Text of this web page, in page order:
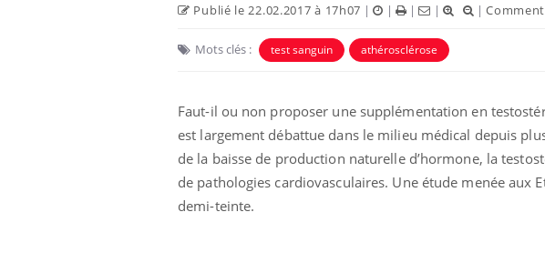
Publié le 22.02.2017 à 17h07 | | | | |
Mots clés : test sanguin athérosclérose
Faut-il ou non proposer une supplémentation en
est largement débattue dans le milieu médical depuis
de la baisse de production naturelle d’hormone, la
de pathologies cardiovasculaires. Une étude menée aux
demi-teinte.